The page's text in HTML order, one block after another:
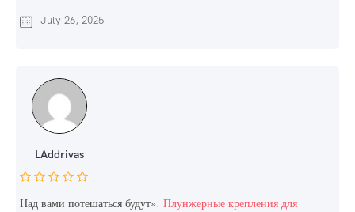
July 26, 2025
LAddrivas
Над вами потешаться будут». Плунжерные крепления для